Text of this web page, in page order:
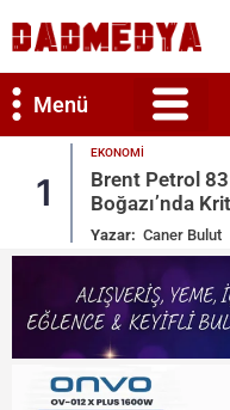
Menü
EKONOMI
Brent Petrol 83
Boğazı’nda
Yazar: Caner Bulut